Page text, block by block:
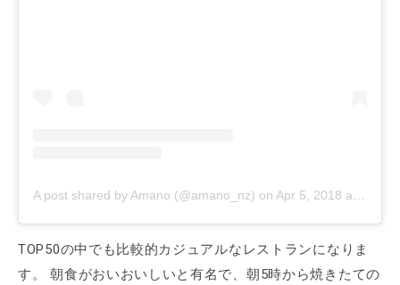
A post shared by Amano (@amano_nz) on Apr 5, 2018 at 8:30pm PDT
TOP50の中でも比較的カジュアルなレストランになりま
す。 朝食がおいおいしいと有名で、朝5時から焼きたての